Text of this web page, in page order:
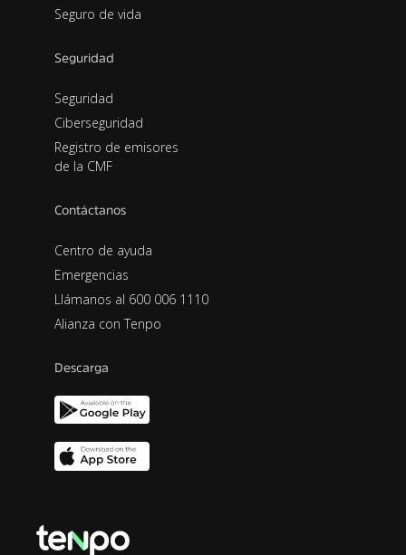
Seguro de vida
Seguridad
Seguridad
Ciberseguridad
Registro de emisores
de la CMF
Contáctanos
Centro de ayuda
Emergencias
Llámanos al 600 006 1110
Alianza con Tenpo
Descarga